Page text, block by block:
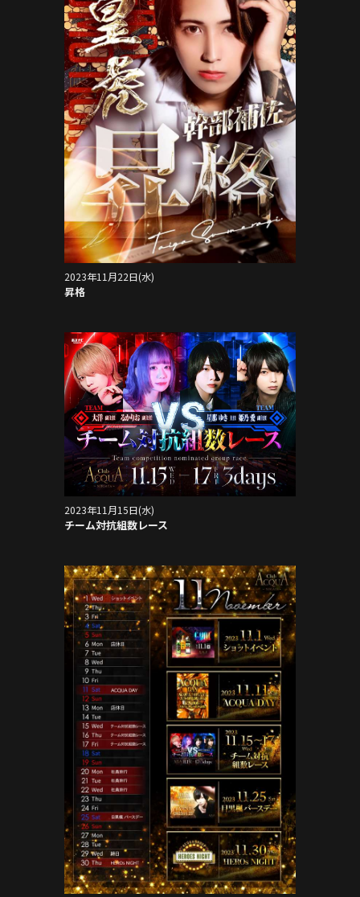
2023年11月22日(水)
昇格
2023年11月15日(水)
チーム対抗組数レース